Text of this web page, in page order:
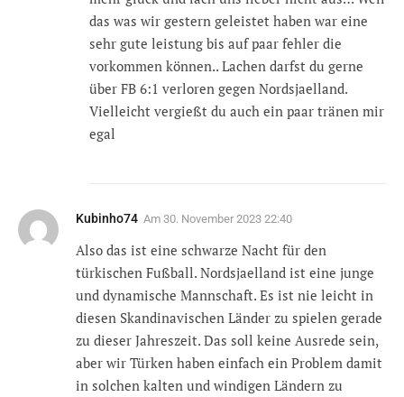
das was wir gestern geleistet haben war eine
sehr gute leistung bis auf paar fehler die
vorkommen können.. Lachen darfst du gerne
über FB 6:1 verloren gegen Nordsjaelland.
Vielleicht vergießt du auch ein paar tränen mir
egal
Kubinho74 Am 30. November 2023 22:40
Also das ist eine schwarze Nacht für den
türkischen Fußball. Nordsjaelland ist eine junge
und dynamische Mannschaft. Es ist nie leicht in
diesen Skandinavischen Länder zu spielen gerade
zu dieser Jahreszeit. Das soll keine Ausrede sein,
aber wir Türken haben einfach ein Problem damit
in solchen kalten und windigen Ländern zu